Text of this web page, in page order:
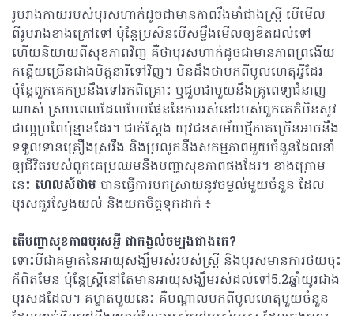
រូបរាងកាយរបស់បុរសហាក់ដូចជាមានភាពរឹងមាំជាងស្រ្តី បើមើល
ពីរូបរាងខាងក្រៅទៅ ប៉ុន្តែប្រសិនបើសម្លឹងមើលឲ្យឌិតដល់ទៅ
ហើយនិយាយពីសុខភាពវិញ គឺថាបុរសហាក់ដូចជាមានភាពព្រងើយ
កន្តើយច្រើនជាងមិត្តនារីទៅវិញ។ មិនដឹងថាមកពីមូលហេតុអ្វីដែរ
ប៉ុន្តែពួកគេកម្រនឹងទៅរកពិគ្រោះ ឬជួបជាមួយនឹងគ្រូពេទ្យជំនាញ
ណាស់ ស្របពេលដែលបែបផែននៃការរស់នៅរបស់ពួកគេក៏មិនសូវ
ជាល្អប្រពៃប៉ុន្មានដែរ។ ជាក់ស្តែង យុវជនសម័យថ្មីភាគច្រើនអាចនឹង
ទទួលទានគ្រឿងស្រវឹង និងប្រលូកនឹងសកម្មភាពមួយចំនួនដែលនាំ
ឲ្យជីវិតរបស់ពួកគេប្រឈមនឹងបញ្ហាសុខភាពផងដែរ។ ខាងក្រោម
នេះ ហេលស៍ថាម បានធ្វើការបកស្រាយនូវចម្ងល់មួយចំនួន ដែល
បុរសគួរស្វែងយល់ និងយកចិត្តទុកដាក់ ៖
តើបញ្ហាសុខភាពបុរសអ្វី ជាកង្វល់ចម្បងជាងគេ?
ទោះបីជាគម្លាតនៃអាយុសង្ឃឹមរស់របស់ស្រ្តី និងបុរសមានការថយចុះ
ក៏ពិតមែន ប៉ុន្តែស្រ្តីនៅតែមានអាយុសង្ឃឹមរស់ដល់ទៅ5.2ឆ្នាំយូរជាង
បុរសដដែល។ គម្លាតមួយនេះ គឺបណ្តាលមកពីមូលហេតុមួយចំនួន